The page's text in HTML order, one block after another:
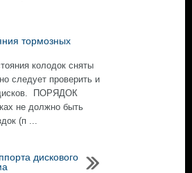
тормозных
колодок сняты
следует проверить и
ПОРЯДОК
не должно быть
(п ...
дискового